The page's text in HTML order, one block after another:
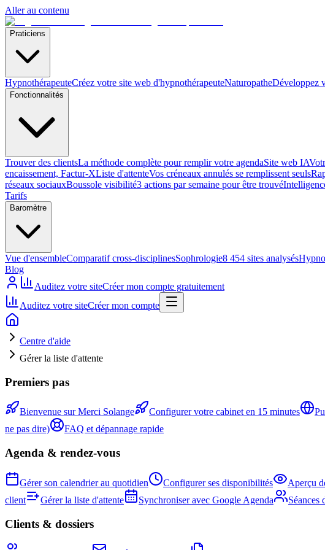
Aller au contenu
Praticiens
HypnothérapeuteCréez votre site web d'hypnothérapeuteNaturopatheDéveloppez
Fonctionnalités
Trouver des clientsLa méthode complète pour remplir votre agendaSite web IA
encaissement, Factur-XListe d'attenteVos créneaux annulés se remplissent seuls
réseaux sociauxBoussole visibilité3 actions par semaine pour être trouvé
Tarifs
Baromètre
Vue d'ensembleComparatif cross-disciplinesSophrologie8 454 sites analysés
Blog
Auditez votre siteCréer mon compte gratuitement
Auditez votre siteCréer mon compte
Centre d'aide
Gérer la liste d'attente
Premiers pas
Bienvenue sur Merci Solange Configurer votre cabinet en 15 minutes
ne pas dire)
FAQ et dépannage rapide
Agenda & rendez-vous
Gérer son calendrier au quotidien Configurer ses disponibilités Aperçu
client
Gérer la liste d'attente Synchroniser avec Google Agenda Séances
Clients & dossiers